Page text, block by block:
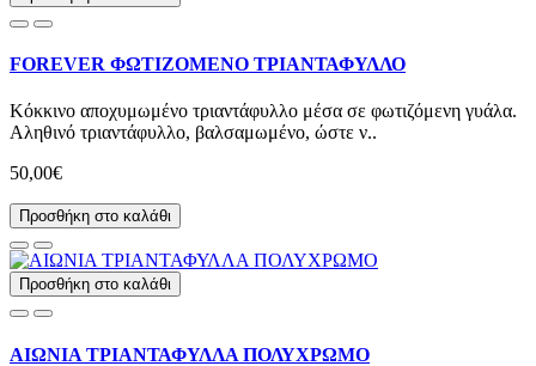
FOREVER ΦΩΤΙΖΟΜΕΝΟ ΤΡΙΑΝΤΑΦΥΛΛΟ
Κόκκινο αποχυμωμένο τριαντάφυλλο μέσα σε φωτιζόμενη γυάλα.
Αληθινό τριαντάφυλλο, βαλσαμωμένο, ώστε ν..
50,00€
Προσθήκη στο καλάθι
Προσθήκη στο καλάθι
ΑΙΩΝΙΑ ΤΡΙΑΝΤΑΦΥΛΛΑ ΠΟΛΥΧΡΩΜΟ